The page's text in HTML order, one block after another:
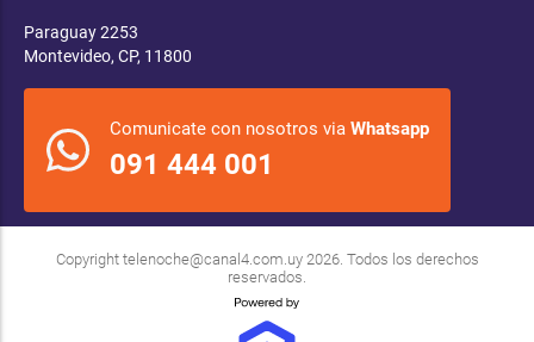
Paraguay 2253
Montevideo, CP, 11800
Comunicate con nosotros via Whatsapp
091 444 001
Copyright telenoche@canal4.com.uy2026. Todos los derechos
reservados.